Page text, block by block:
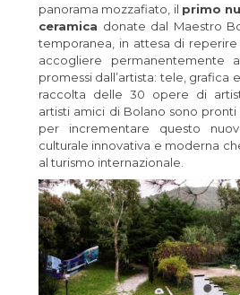
panorama mozzafiato, il primo
ceramica donate dal Maestro
temporanea, in attesa di
accogliere permanentemente
promessi dall’artista: tele, grafica
raccolta delle 30 opere di
artisti amici di Bolano sono
per incrementare questo
culturale innovativa e moderna
al turismo internazionale.